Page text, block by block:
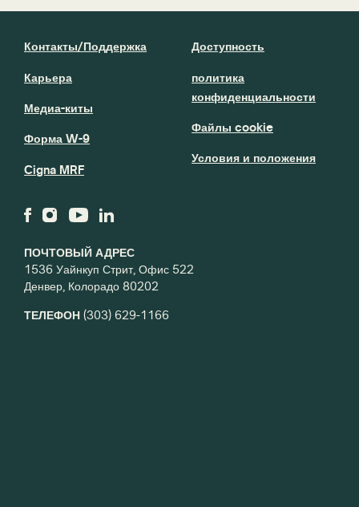
ПОЧТОВЫЙ АДРЕС
1536 Уайнкуп Стрит, Офис 522
Денвер, Колорадо 80202
ТЕЛЕФОН (303) 629-1166
Контакты/Поддержка
Карьера
Медиа-киты
Форма W-9
Cigna MRF
Доступность
политика
конфиденциальности
Файлы cookie
Условия и положения